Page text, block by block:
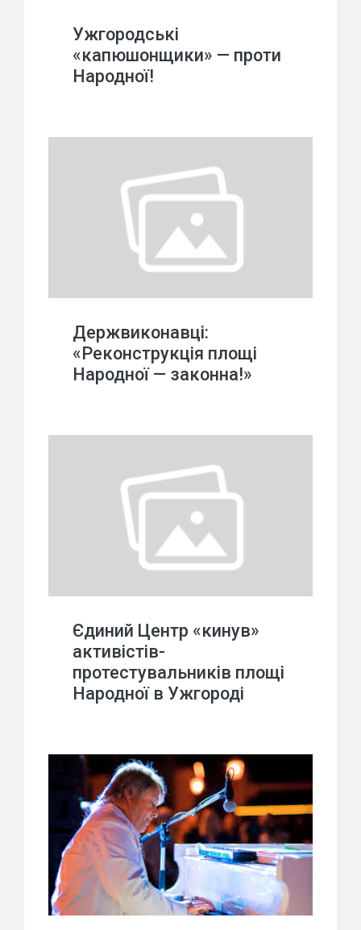
Ужгородські
«капюшонщики» — проти
Народної!
Держвиконавці:
«Реконструкція площі
Народної — законна!»
Єдиний Центр «кинув»
активістів-
протестувальників площі
Народної в Ужгороді